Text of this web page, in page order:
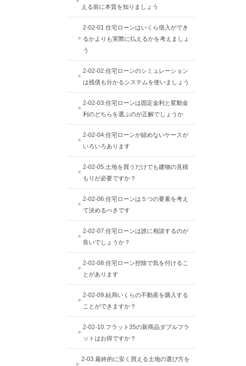
える前に本質を知りましょう
2-02-01.住宅ローンはいくら借入ができ
るかよりも実際に払えるかを考えましょ
う
2-02-02.住宅ローンのシミュレーション
は残債も分かるシステムを使いましょう
2-02-03.住宅ローンは固定金利と変動金
利のどちらを選ぶのが正解でしょうか
2-02-04.住宅ローンが組めないケースが
いろいろあります
2-02-05.土地を買うだけでも建物の見積
もりが必要ですか？
2-02-06.住宅ローンは５つの要素を考え
て決めるべきです
2-02-07.住宅ローンは誰に相談するのが
良いでしょうか？
2-02-08.住宅ローン控除で気を付けるこ
とがあります
2-02-09.結局いくらの不動産を購入する
ことができますか？
2-02-10.フラット35の新商品ダブルフラ
ットはお得ですか？
2-03.最終的に安く買える土地の選び方を